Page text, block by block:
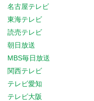
名古屋テレビ
東海テレビ
読売テレビ
朝日放送
MBS毎日放送
関西テレビ
テレビ愛知
テレビ大阪